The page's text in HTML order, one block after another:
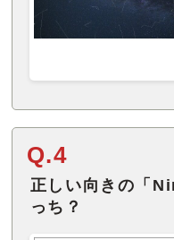
Q.4
正しい向きの「
っち？